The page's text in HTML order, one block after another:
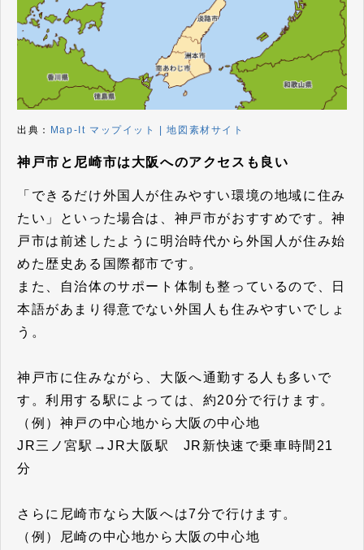
出典： Map-It マップイット | 地図素材サイト
神戸市と尼崎市は大阪へのアクセスも良い
「できるだけ外国人が住みやすい環境の地域に住み
たい」といった場合は、神戸市がおすすめです。神
戸市は前述したように明治時代から外国人が住み始
めた歴史ある国際都市です。
また、自治体のサポート体制も整っているので、日
本語があまり得意でない外国人も住みやすいでしょ
う。
神戸市に住みながら、大阪へ通勤する人も多いで
す。利用する駅によっては、約20分で行けます。
（例）神戸の中心地から大阪の中心地
JR三ノ宮駅→JR大阪駅 JR新快速で乗車時間21
分
さらに尼崎市なら大阪へは7分で行けます。
（例）尼崎の中心地から大阪の中心地